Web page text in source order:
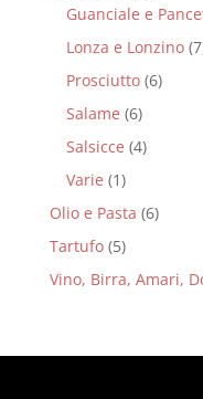
Guanciale e
Lonza e Lonzino
Prosciutto (6)
Salame (6)
Salsicce (4)
Varie (1)
Olio e Pasta (6)
Tartufo (5)
Vino, Birra, Amari,